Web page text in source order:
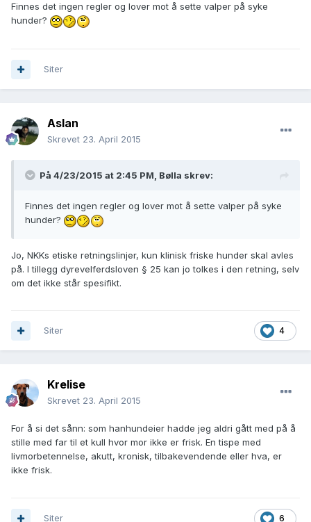
Finnes det ingen regler og lover mot å sette valper på syke
hunder?
Siter
Aslan
Skrevet 23. April 2015
På 4/23/2015 at 2:45 PM, Bølla skrev:
Finnes det ingen regler og lover mot å sette valper på syke
hunder?
Jo, NKKs etiske retningslinjer, kun klinisk friske hunder skal avles
på. I tillegg dyrevelferdsloven § 25 kan jo tolkes i den retning, selv
om det ikke står spesifikt.
4
Siter
Krelise
Skrevet 23. April 2015
For å si det sånn: som hanhundeier hadde jeg aldri gått med på å
stille med far til et kull hvor mor ikke er frisk. En tispe med
livmorbetennelse, akutt, kronisk, tilbakevendende eller hva, er
ikke frisk.
6
Siter